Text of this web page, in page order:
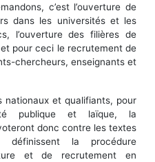
c’est l’ouverture de
dans les universités et les
l’ouverture des filières de
pour ceci le recrutement de
chercheurs, enseignants et
nationaux et qualifiants, pour
publique et laïque, la
donc contre les textes
définissent la procédure
et de recrutement en